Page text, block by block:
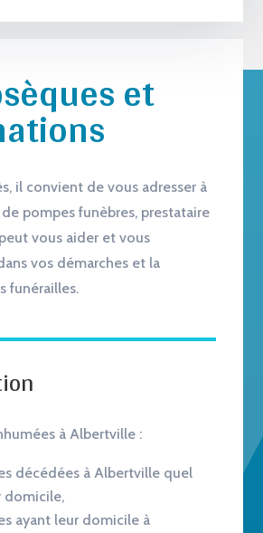
et
il convient de vous adresser à
pompes funèbres, prestataire
vous aider et vous
vos démarches et la
funérailles.
à Albertville :
décédées à Albertville quel
domicile,
ayant leur domicile à